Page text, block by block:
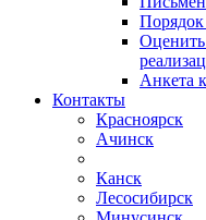
Оценить
Анкета
Контакты
Красноярск
Ачинск
Канск
Лесосибирск